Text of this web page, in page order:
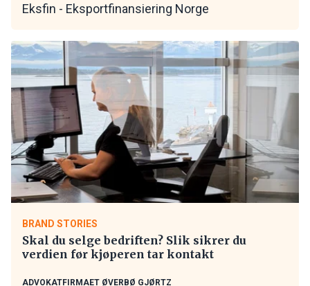
Eksfin - Eksportfinansiering Norge
BRAND STORIES
Skal du selge bedriften? Slik sikrer du
verdien før kjøperen tar kontakt
ADVOKATFIRMAET ØVERBØ GJØRTZ